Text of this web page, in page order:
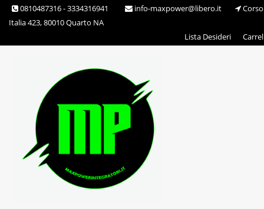
Skip 0810487316 - 3334316941 info-maxpower@libero.it
Corso
Italia 423, 80010 Quarto NA
Lista Desideri